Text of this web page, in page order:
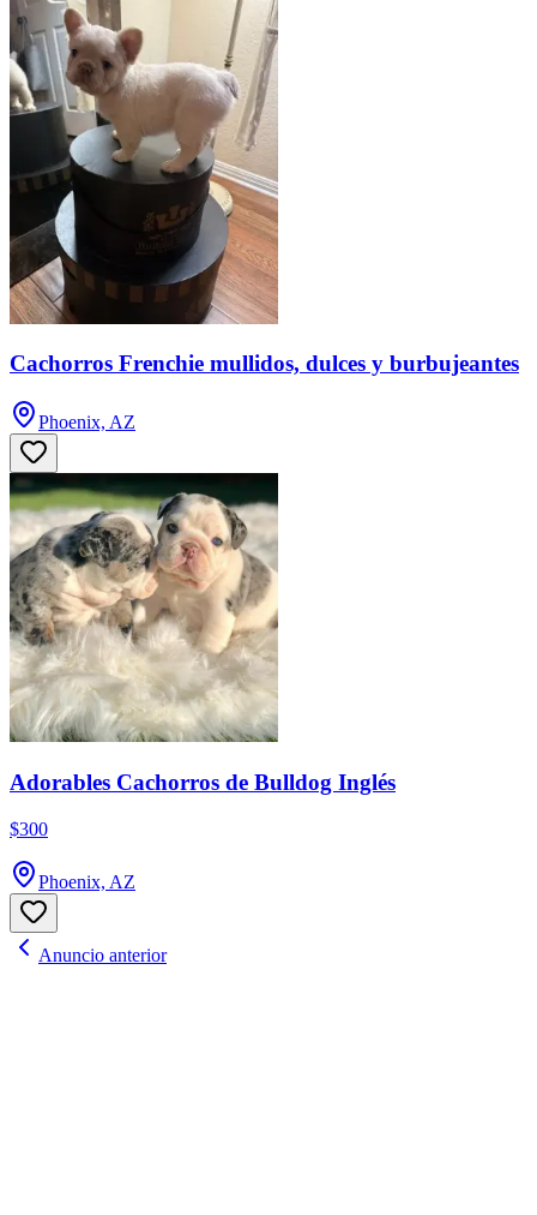
Cachorros Frenchie mullidos, dulces y burbujeantes
Phoenix, AZ
Adorables Cachorros de Bulldog Inglés
$300
Phoenix, AZ
Anuncio anterior